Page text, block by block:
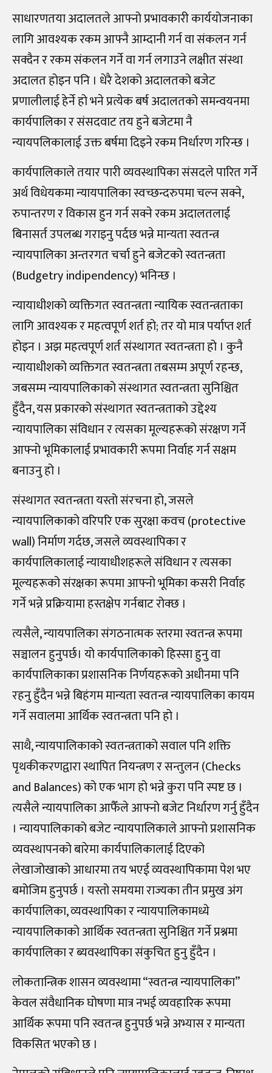
साधारणतया अदालतले आफ्नो प्रभावकारी कार्ययोजनाका
लागि आवश्यक रकम आफ्नै आम्दानी गर्न वा संकलन गर्न
सक्दैन र रकम संकलन गर्ने वा गर्न लगाउने लक्षीत संस्था
अदालत होइन पनि । धेरै देशको अदालतको बजेट
प्रणालीलाई हेर्ने हो भने प्रत्येक बर्ष अदालतको समन्वयनमा
कार्यपालिका र संसदवाट तय हुने बजेटमा नै
न्यायपलिकालाई उक्त बर्षमा दिइने रकम निर्धारण गरिन्छ ।
कार्यपालिकाले तयार पारी व्यवस्थापिका संसदले पारित गर्ने
अर्थ विधेयकमा न्यायपालिका स्वच्छन्दरुपमा चल्न सक्ने,
रुपान्तरण र विकास हुन गर्न सक्ने रकम अदालतलाई
बिनासर्त उपलब्ध गराइनु पर्दछ भन्ने मान्यता स्वतन्त्र
न्यायपालिका अन्तरगत चर्चा हुने बजेटको स्वतन्त्रता
(Budgetry indipendency) भनिन्छ ।
न्यायाधीशको व्यक्तिगत स्वतन्त्रता न्यायिक स्वतन्त्रताका
लागि आवश्यक र महत्वपूर्ण शर्त हो; तर यो मात्र पर्याप्त शर्त
होइन । अझ महत्वपूर्ण शर्त संस्थागत स्वतन्त्रता हो । कुनै
न्यायाधीशको व्यक्तिगत स्वतन्त्रता तबसम्म अपूर्ण रहन्छ,
जबसम्म न्यायपालिकाको संस्थागत स्वतन्त्रता सुनिश्चित
हुँदैन, यस प्रकारको संस्थागत स्वतन्त्रताको उद्देश्य
न्यायपालिका संविधान र त्यसका मूल्यहरूको संरक्षण गर्ने
आफ्नो भूमिकालाई प्रभावकारी रूपमा निर्वाह गर्न सक्षम
बनाउनु हो ।
संस्थागत स्वतन्त्रता यस्तो संरचना हो, जसले
न्यायपालिकाको वरिपरि एक सुरक्षा कवच (protective
wall) निर्माण गर्दछ, जसले व्यवस्थापिका र
कार्यपालिकालाई न्यायाधीशहरूले संविधान र त्यसका
मूल्यहरूको संरक्षका रूपमा आफ्नो भूमिका कसरी निर्वाह
गर्ने भन्ने प्रक्रियामा हस्तक्षेप गर्नबाट रोक्छ ।
त्यसैले, न्यायपालिका संगठनात्मक स्तरमा स्वतन्त्र रूपमा
सञ्चालन हुनुपर्छ। यो कार्यपालिकाको हिस्सा हुनु वा
कार्यपालिकाका प्रशासनिक निर्णयहरूको अधीनमा पनि
रहनु हुँदैन भन्ने बिहंगम मान्यता स्वतन्त्र न्यायपालिका कायम
गर्ने सवालमा आर्थिक स्वतन्त्रता पनि हो ।
साथै, न्यायपालिकाको स्वतन्त्रताको सवाल पनि शक्ति
पृथकीकरणद्वारा स्थापित नियन्त्रण र सन्तुलन (Checks
and Balances) को एक भाग हो भन्ने कुरा पनि स्पष्ट छ ।
त्यसैले न्यायपालिका आफैँले आफ्नो बजेट निर्धारण गर्नु हुँदैन
। न्यायपालिकाको बजेट न्यायपालिकाले आफ्नो प्रशासनिक
व्यवस्थापनको बारेमा कार्यपालिकालाई दिएको
लेखाजोखाको आधारमा तय भएई व्यवस्थापिकामा पेश भए
बमोजिम हुनुपर्छ । यस्तो समयमा राज्यका तीन प्रमुख अंग
कार्यपालिका, व्यवस्थापिका र न्यायपालिकामध्ये
न्यायपालिकाको आर्थिक स्वतन्त्रता सुनिश्चित गर्ने प्रश्नमा
कार्यपालिका र ब्यवस्थापिका संकुचित हुनु हुँदैन ।
लोकतान्त्रिक शासन व्यवस्थामा “स्वतन्त्र न्यायपालिका”
केवल संवैधानिक घोषणा मात्र नभई व्यवहारिक रूपमा
आर्थिक रूपमा पनि स्वतन्त्र हुनुपर्छ भन्ने अभ्यास र मान्यता
विकसित भएको छ ।